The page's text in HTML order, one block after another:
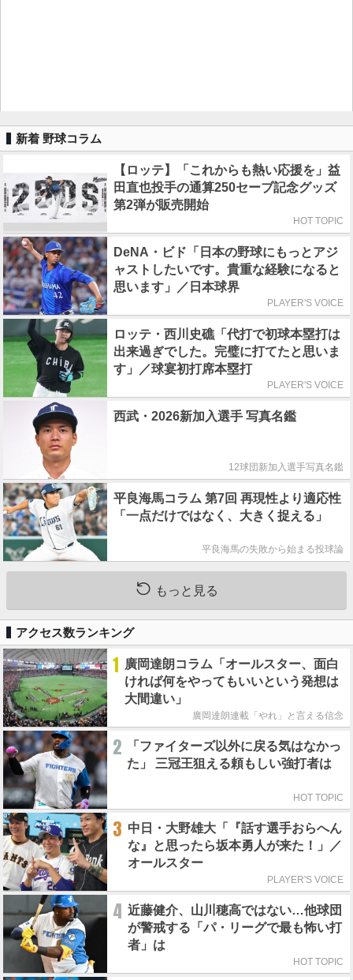
新着 野球コラム
【ロッテ】「これからも熱い応援を」益
田直也投手の通算250セーブ記念グッズ
第2弾が販売開始
HOT TOPIC
DeNA・ビド「日本の野球にもっとアジ
ャストしたいです。貴重な経験になると
思います」／日本球界
PLAYER'S VOICE
ロッテ・西川史礁「代打で初球本塁打は
出来過ぎでした。完璧に打てたと思いま
す」／球宴初打席本塁打
PLAYER'S VOICE
西武・2026新加入選手 写真名鑑
12球団新加入選手写真名鑑
平良海馬コラム 第7回 再現性より適応性
「一点だけではなく、大きく捉える」
平良海馬の失敗から始まる投球論
もっと見る
アクセス数ランキング
1 廣岡達朗コラム「オールスター、面白
ければ何をやってもいいという発想は
大間違い」
廣岡達朗連載「やれ」と言える信念
2
「ファイターズ以外に戻る気はなかっ
た」 三冠王狙える頼もしい強打者は
HOT TOPIC
3 中日・大野雄大「『話す選手おらへん
な』と思ったら坂本勇人が来た！」／
オールスター
PLAYER'S VOICE
4 近藤健介、山川穂高ではない…他球団
が警戒する「パ・リーグで最も怖い打
者」は
HOT TOPIC